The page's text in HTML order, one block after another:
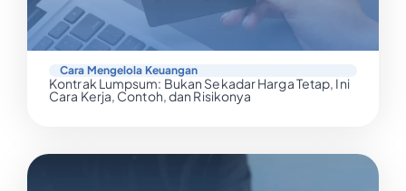
Cara Mengelola Keuangan
Kontrak Lumpsum: Bukan Sekadar Harga Tetap, Ini
Cara Kerja, Contoh, dan Risikonya